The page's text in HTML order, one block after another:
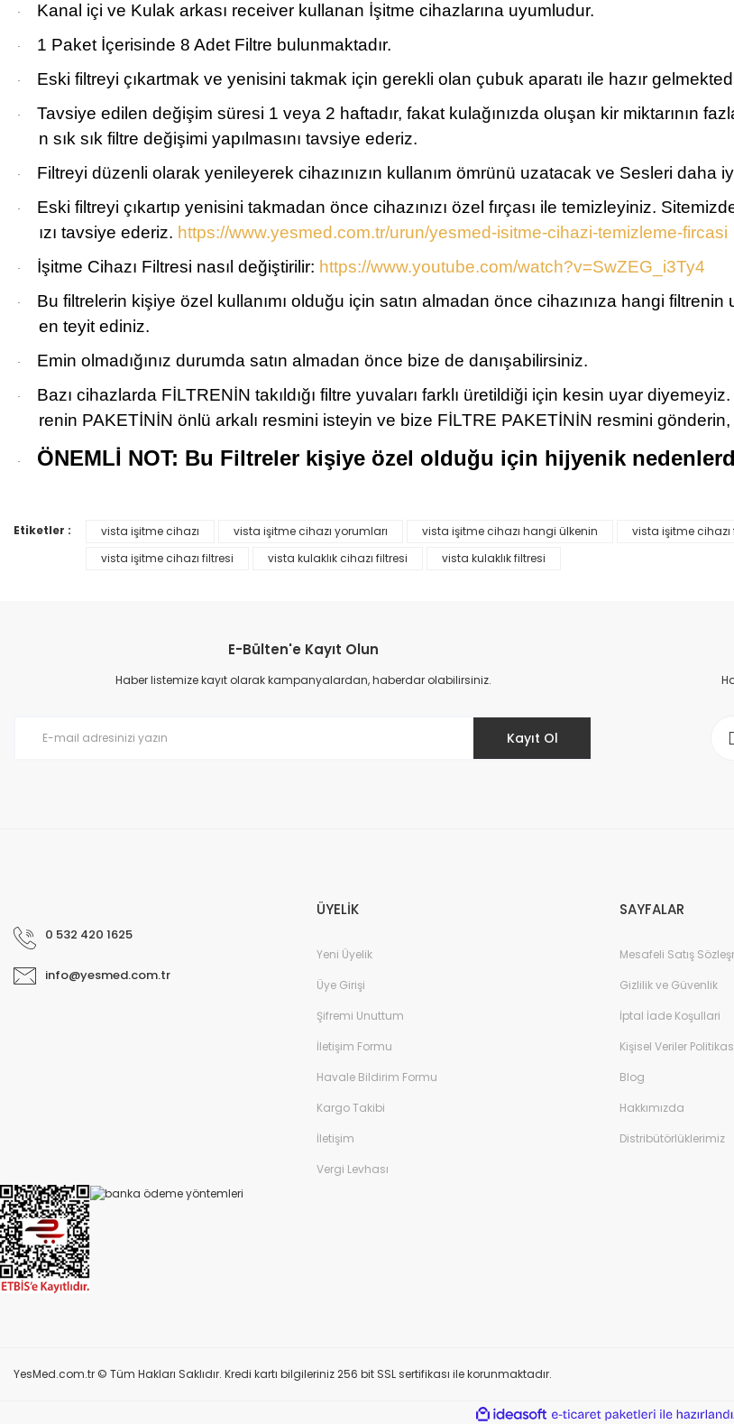
· Kanal içi ve Kulak arkası receiver kullanan İşitme cihazlarına uyumludur.
· 1 Paket İçerisinde 8 Adet Filtre bulunmaktadır.
· Eski filtreyi çıkartmak ve yenisini takmak için gerekli olan çubuk aparatı ile hazır
·
Tavsiye edilen değişim süresi 1 veya 2 haftadır, fakat kulağınızda oluşan kir miktarının
n sık sık filtre değişimi yapılmasını tavsiye ederiz.
· Filtreyi düzenli olarak yenileyerek cihazınızın kullanım ömrünü uzatacak ve Sesleri daha
·
Eski filtreyi çıkartıp yenisini takmadan önce cihazınızı özel fırçası ile temizleyiniz.
ızı tavsiye ederiz. https://www.yesmed.com.tr/urun/yesmed-isitme-cihazi-temizleme-fircasi
· İşitme Cihazı Filtresi nasıl değiştirilir: https://www.youtube.com/watch?v=SwZEG_i3Ty4
·
Bu filtrelerin kişiye özel kullanımı olduğu için satın almadan önce cihazınıza hangi filtrenin
en teyit ediniz.
· Emin olmadığınız durumda satın almadan önce bize de danışabilirsiniz.
·
Bazı cihazlarda FİLTRENİN takıldığı filtre yuvaları farklı üretildiği için kesin uyar
renin PAKETİNİN önlü arkalı resmini isteyin ve bize FİLTRE PAKETİNİN resmini gönderin,
· ÖNEMLİ NOT: Bu Filtreler kişiye özel olduğu için hijyenik
Bu ürüne ilk yorumu siz yapın!
Bu ürünün fiyat bilgisi, resim, ürün açıklamalarında ve diğer konularda yetersiz gördüğünüz noktaları öneri formunu
Görüş ve önerileriniz için teşekkür ederiz.
Ürün bilgilerinde hatalar bulunuyor.
Ürün fiyatı diğer sitelerden daha pahalı.
Etiketler : vista işitme cihazı vista işitme cihazı yorumları vista işitme cihazı hangi ülkenin vista işitme cihazı
vista işitme cihazı filtresi
vista kulaklık cihazı filtresi vista kulaklık filtresi
E-Bülten'e Kayıt Olun
Haber listemize kayıt olarak kampanyalardan, haberdar olabilirsiniz.
Kayıt Ol
0 532 420 1625
info@yesmed.com.tr
ÜYELİK
Yeni Üyelik
Üye Girişi
Şifremi Unuttum
İletişim Formu
Havale Bildirim Formu
Kargo Takibi
İletişim
Vergi Levhası
SAYFALAR
Mesafeli Satış
Gizlilik ve Güvenlik
İptal İade Koşullari
Kişisel Veriler
Blog
Hakkımızda
Distribütörlüklerimiz
YesMed.com.tr © Tüm Hakları Saklıdır. Kredi kartı bilgileriniz 256 bit SSL sertifikası ile korunmaktadır.
ideasoft e-